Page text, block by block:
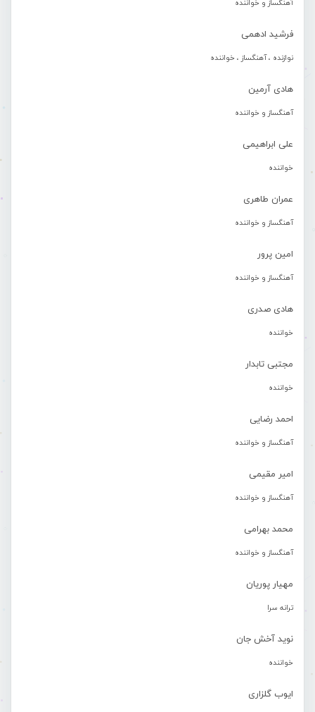
آهنگساز و خواننده
فرشید ادهمی
نوازنده ، آهنگساز ، خواننده
هادی آرمین
آهنگساز و خواننده
علی ابراهیمی
خواننده
عمران طاهری
آهنگساز و خواننده
امین پرور
آهنگساز و خواننده
هادی صدری
خواننده
مجتبی تابدار
خواننده
احمد رضایی
آهنگساز و خواننده
امیر مقیمی
آهنگساز و خواننده
محمد بهرامی
آهنگساز و خواننده
مهیار پوریان
ترانه سرا
نوید آخش جان
خواننده
ایوب گلزاری